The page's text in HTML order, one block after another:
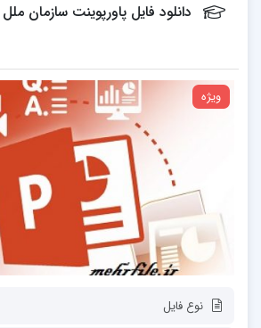
دانلود فایل پاورپوینت سازمان
ویژه
نوع فایل